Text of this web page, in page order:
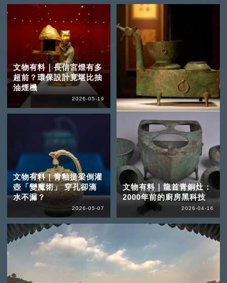
文物有料｜長信宮燈有多
超前？環保設計竟堪比抽
油煙機
2026-05-19
文物有料｜青釉提梁倒灌
壺「變魔術」 穿孔卻滴
水不漏？
2026-05-07
文物有料｜龍首青銅灶：
2000年前的廚房黑科技
2026-04-16